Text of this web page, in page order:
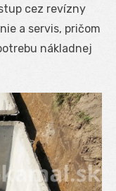
cez revízny
a servis, pričom
nákladnej